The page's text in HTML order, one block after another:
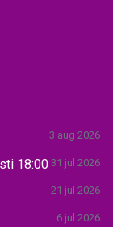
3 aug 2026
18:00 31 jul 2026
21 jul 2026
6 jul 2026